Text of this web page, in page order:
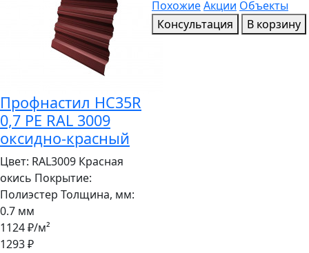
Профнастил HC35R
0,7 PE RAL 3009
оксидно-красный
Цвет: RAL3009 Красная
окись Покрытие:
Полиэстер Толщина, мм:
0.7 мм
1124 ₽/м²
1293 ₽
ПохожиеАкции Объекты
Консультация
В корзину